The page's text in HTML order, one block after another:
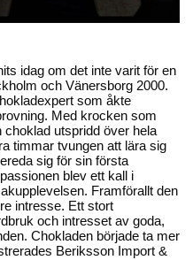
idag om det inte varit för en
och Vänersborg 2000.
som åkte
Med krocken som
utspridd över hela
timmar tvungen att lära sig
sig för sin första
blev ett kall i
Framförallt den
intresse. Ett stort
och intresset av goda,
Chokladen började ta mer
Beriksson Import &